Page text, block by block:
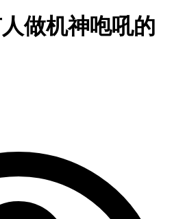
做机神咆吼的